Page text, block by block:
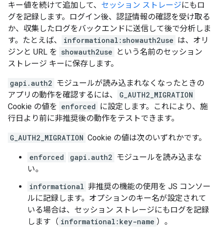
キー値を続けて追加して、 セッション ストレージにもロ
グを記録します。ログイン後、認証情報の確認を受け取る
か、収集したログをバックエンドに送信して後で分析しま
す。たとえば、
informational:showauth2use は、オリ
ジンと URL を showauth2use
という名前のセッション
ストレージ キーに保存します。
gapi.auth2 モジュールが読み込まれなくなったときの
アプリの動作を確認するには、
G_AUTH2_MIGRATION
Cookie の値を enforced に設定します。これにより、施
行日より前に非推奨後の動作をテストできます。
G_AUTH2_MIGRATION Cookie の値は次のいずれかです。
enforced gapi.auth2 モジュールを読み込まな
い。
informational 非推奨の機能の使用を JS コンソー
ルに記録します。オプションのキー名が設定されて
いる場合は、セッション ストレージにもログを記録
します（ informational:key-name ）。